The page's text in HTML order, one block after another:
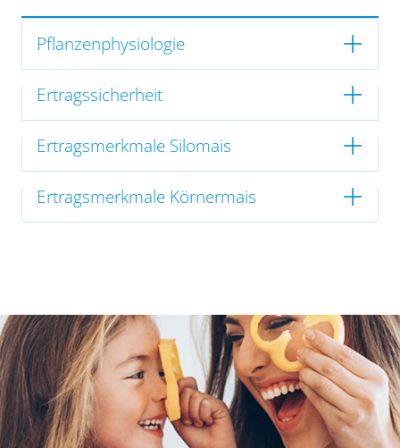
Pflanzenphysiologie
Ertragssicherheit
Ertragsmerkmale Silomais
Ertragsmerkmale Körnermais